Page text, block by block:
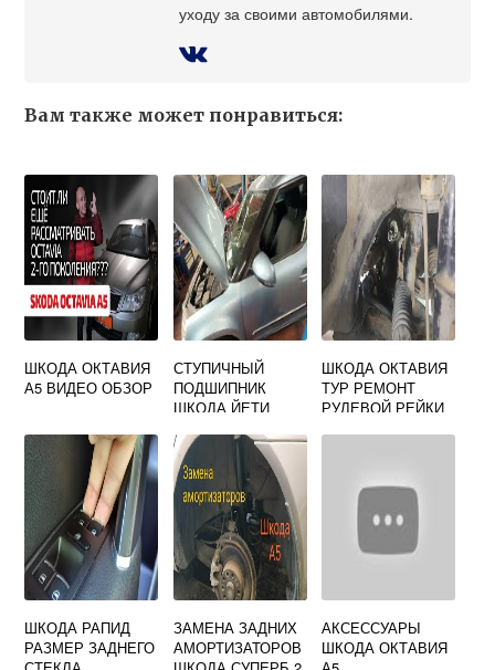
уходу за своими автомобилями.
Вам также может понравиться:
ШКОДА ОКТАВИЯ
А5 ВИДЕО ОБЗОР
СТУПИЧНЫЙ
ПОДШИПНИК
ШКОДА ЙЕТИ
ШКОДА ОКТАВИЯ
ТУР РЕМОНТ
РУЛЕВОЙ РЕЙКИ
ШКОДА РАПИД
РАЗМЕР ЗАДНЕГО
ЗАМЕНА ЗАДНИХ
АМОРТИЗАТОРОВ
АКСЕССУАРЫ
ШКОДА ОКТАВИЯ